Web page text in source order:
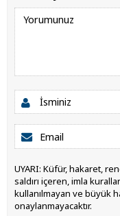
UYARI: Küfür, hakaret,
saldırı içeren, imla
kullanılmayan ve büyük
onaylanmayacaktır.